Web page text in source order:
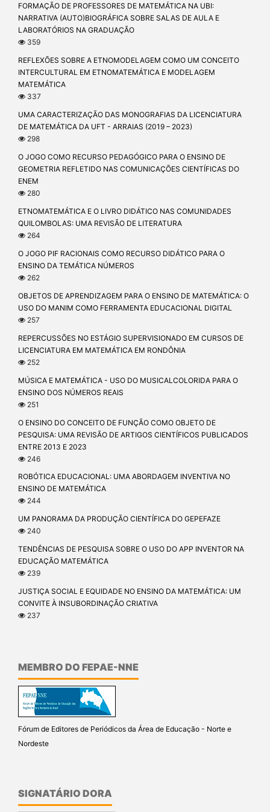
FORMAÇÃO DE PROFESSORES DE MATEMÁTICA NA UBI:
NARRATIVA (AUTO)BIOGRÁFICA SOBRE SALAS DE AULA E
LABORATÓRIOS NA GRADUAÇÃO
359
REFLEXÕES SOBRE A ETNOMODELAGEM COMO UM CONCEITO
INTERCULTURAL EM ETNOMATEMÁTICA E MODELAGEM
MATEMÁTICA
337
UMA CARACTERIZAÇÃO DAS MONOGRAFIAS DA LICENCIATURA
DE MATEMÁTICA DA UFT - ARRAIAS (2019 – 2023)
298
O JOGO COMO RECURSO PEDAGÓGICO PARA O ENSINO DE
GEOMETRIA REFLETIDO NAS COMUNICAÇÕES CIENTÍFICAS DO
ENEM
280
ETNOMATEMÁTICA E O LIVRO DIDÁTICO NAS COMUNIDADES
QUILOMBOLAS: UMA REVISÃO DE LITERATURA
264
O JOGO PIF RACIONAIS COMO RECURSO DIDÁTICO PARA O
ENSINO DA TEMÁTICA NÚMEROS
262
OBJETOS DE APRENDIZAGEM PARA O ENSINO DE MATEMÁTICA: O
USO DO MANIM COMO FERRAMENTA EDUCACIONAL DIGITAL
257
REPERCUSSÕES NO ESTÁGIO SUPERVISIONADO EM CURSOS DE
LICENCIATURA EM MATEMÁTICA EM RONDÔNIA
252
MÚSICA E MATEMÁTICA - USO DO MUSICALCOLORIDA PARA O
ENSINO DOS NÚMEROS REAIS
251
O ENSINO DO CONCEITO DE FUNÇÃO COMO OBJETO DE
PESQUISA: UMA REVISÃO DE ARTIGOS CIENTÍFICOS PUBLICADOS
ENTRE 2013 E 2023
246
ROBÓTICA EDUCACIONAL: UMA ABORDAGEM INVENTIVA NO
ENSINO DE MATEMÁTICA
244
UM PANORAMA DA PRODUÇÃO CIENTÍFICA DO GEPEFAZE
240
TENDÊNCIAS DE PESQUISA SOBRE O USO DO APP INVENTOR NA
EDUCAÇÃO MATEMÁTICA
239
JUSTIÇA SOCIAL E EQUIDADE NO ENSINO DA MATEMÁTICA: UM
CONVITE À INSUBORDINAÇÃO CRIATIVA
237
MEMBRO DO FEPAE-NNE
Fórum de Editores de Periódicos da Área de Educação - Norte e
Nordeste
SIGNATÁRIO DORA